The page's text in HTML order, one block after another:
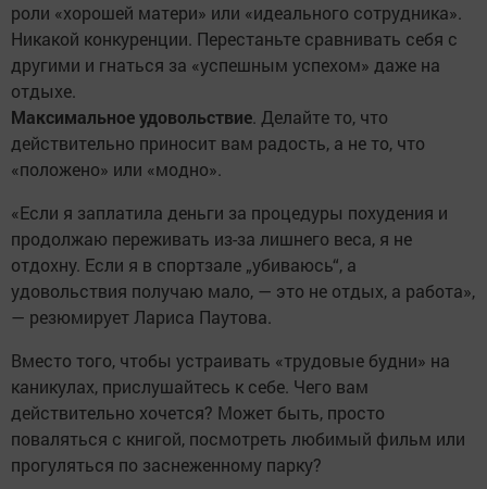
роли «хорошей матери» или «идеального сотрудника».
Никакой конкуренции. Перестаньте сравнивать себя с
другими и гнаться за «успешным успехом» даже на
отдыхе.
Максимальное удовольствие. Делайте то, что
действительно приносит вам радость, а не то, что
«положено» или «модно».
«Если я заплатила деньги за процедуры похудения и
продолжаю переживать из-за лишнего веса, я не
отдохну. Если я в спортзале „убиваюсь“, а
удовольствия получаю мало, — это не отдых, а работа»,
— резюмирует Лариса Паутова.
Вместо того, чтобы устраивать «трудовые будни» на
каникулах, прислушайтесь к себе. Чего вам
действительно хочется? Может быть, просто
поваляться с книгой, посмотреть любимый фильм или
прогуляться по заснеженному парку?